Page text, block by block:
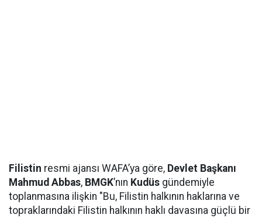
Filistin resmi ajansı WAFA’ya göre, Devlet Başkanı
Mahmud Abbas, BMGK’nın Kudüs gündemiyle
toplanmasına ilişkin "Bu, Filistin halkının haklarına ve
topraklarındaki Filistin halkının haklı davasına güçlü bir